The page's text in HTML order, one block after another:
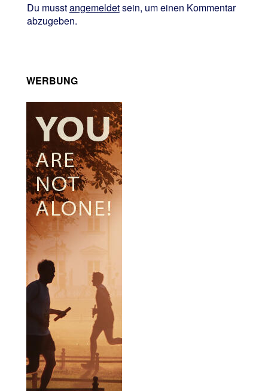
Du musstangemeldetsein, um einen Kommentar
abzugeben.
WERBUNG